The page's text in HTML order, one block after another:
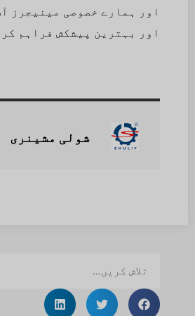
اور ہمارے خصوصی مینیجرز
اور بہترین پیشکش فراہم
شولی مشینری